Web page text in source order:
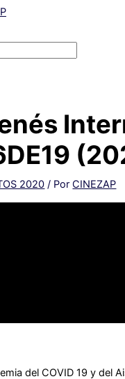
2020 / PorCINEZAP
del COVID 19 y del